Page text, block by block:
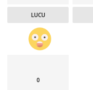
LUCU
0